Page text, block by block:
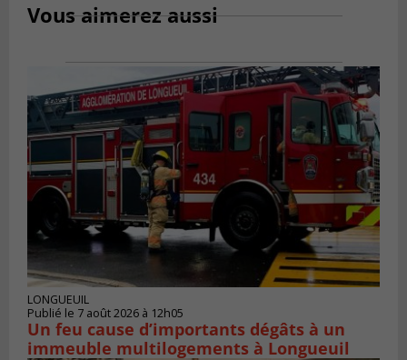
Vous aimerez aussi
LONGUEUIL
Publié le 7 août 2026 à 12h05
Un feu cause d’importants dégâts à un
immeuble multilogements à Longueuil